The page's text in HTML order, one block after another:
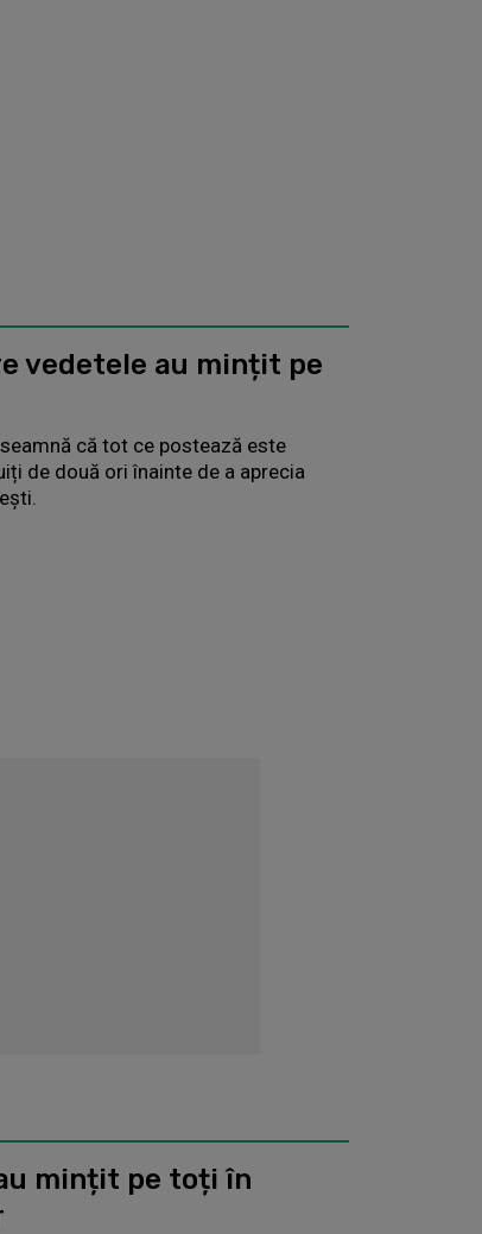
vedetele au mințit pe
că tot ce postează este
de două ori înainte de a aprecia
mințit pe toți în